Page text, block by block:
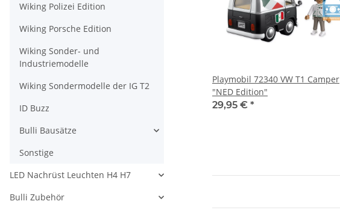
Playmobil 72340 VW T1 Camper
"NED Edition"
29,95 € *
Wiking Polizei Edition
Wiking Porsche Edition
Wiking Sonder- und
Industriemodelle
Wiking Sondermodelle der IG T2
ID Buzz
Bulli Bausätze
Sonstige
LED Nachrüst Leuchten H4 H7
Bulli Zubehör